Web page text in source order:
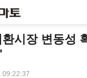
시장 변동성
09:22:37